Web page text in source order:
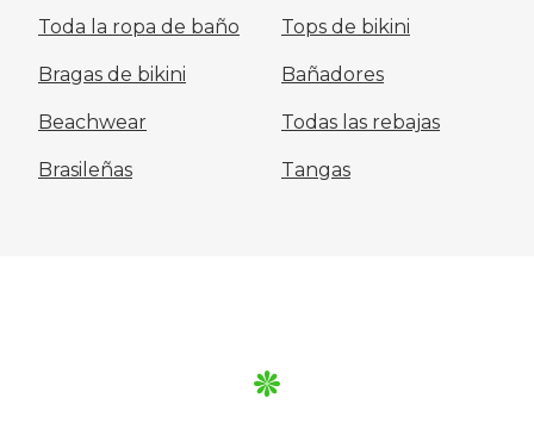
Toda la ropa de baño Tops de bikini
Bragas de bikini Bañadores
Beachwear Todas las rebajas
Brasileñas Tangas